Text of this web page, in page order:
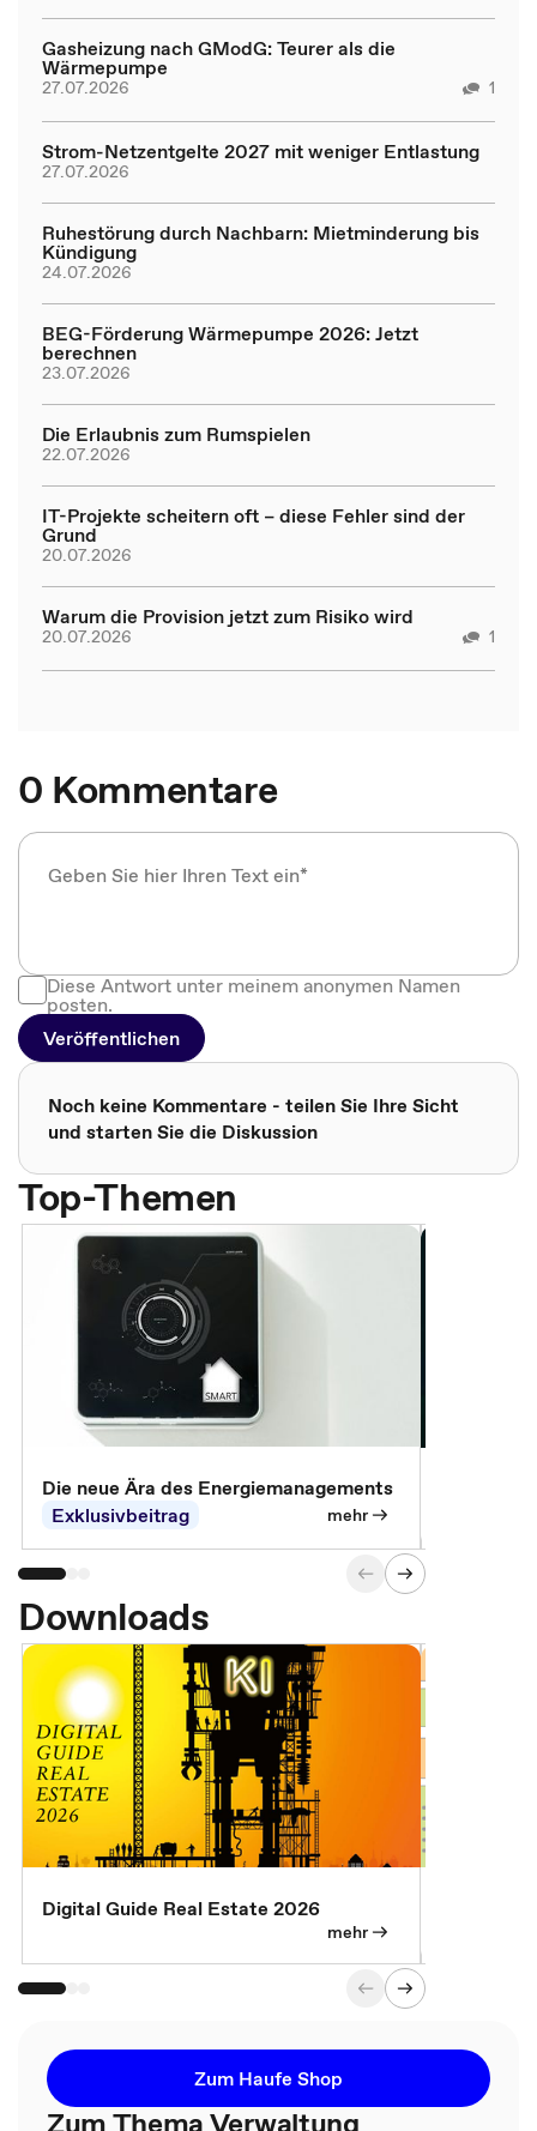
Gasheizung nach GModG: Teurer als die
Wärmepumpe
27.07.2026 1
Strom-Netzentgelte 2027 mit weniger Entlastung
27.07.2026
Ruhestörung durch Nachbarn: Mietminderung bis
Kündigung
24.07.2026
BEG-Förderung Wärmepumpe 2026: Jetzt
berechnen
23.07.2026
Die Erlaubnis zum Rumspielen
22.07.2026
IT-Projekte scheitern oft – diese Fehler sind der
Grund
20.07.2026
Warum die Provision jetzt zum Risiko wird
20.07.2026 1
0 Kommentare
Diese Antwort unter meinem anonymen Namen
posten.
Veröffentlichen
Noch keine Kommentare - teilen Sie Ihre Sicht
und starten Sie die Diskussion
Top-Themen
Die neue Ära des Energiemanagements
Exklusivbeitrag
mehr
Downloads
Digital Guide Real Estate 2026
mehr
Zum Haufe Shop
Zum Thema Verwaltung